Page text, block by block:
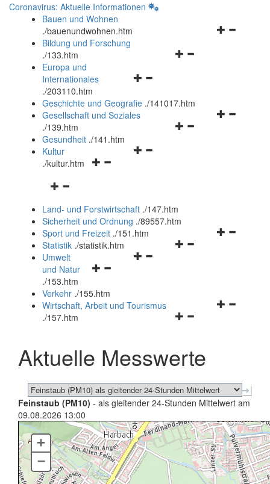
Coronavirus: Aktuelle Informationen
Bauen und Wohnen
./bauenundwohnen.htm
Navigationsmenü
Bildung und Forschung
./133.htm
Navigationsmenü
und
schließen
Europa und
Internationales
./203110.htm
Geschichte und Geografie ./141017.htm
Navigationsmenü
Gesellschaft und Soziales
./139.htm
Navigationsmenü
Gesundheit ./141.htm
Navigationsmenü
Kultur
./kultur.htm
Navigationsmenü
und
schließen
Land- und Forstwirtschaft ./147.htm
Sicherheit und Ordnung ./89557.htm
Navigationsmenü
Sport und Freizeit ./151.htm
Navigationsmenü
Statistik ./statistik.htm
Navigationsmenü
und
schließen
Umwelt
und Natur
./153.htm
Verkehr ./155.htm
Navigationsmenü
schließen
Wirtschaft, Arbeit und Tourismus
./157.htm
Aktuelle Messwerte
Feinstaub (PM10) - als gleitender 24-Stunden Mittelwert am
09.08.2026 13:00
+
–